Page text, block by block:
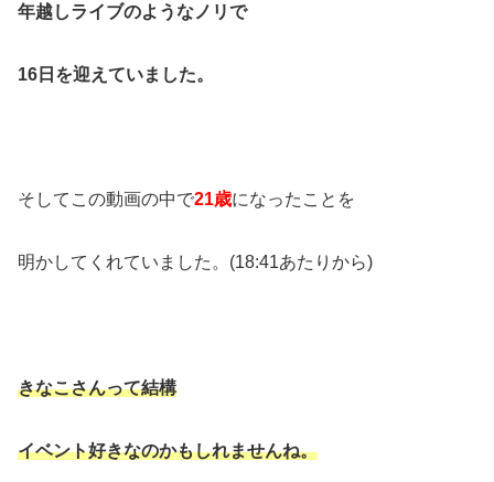
年越しライブのようなノリで
16日を迎えていました。
そしてこの動画の中で21歳になったことを
明かしてくれていました。(18:41あたりから)
きなこさんって結構
イベント好きなのかもしれませんね。